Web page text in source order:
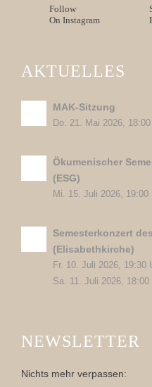
Follow
On Instagram
AKTUELLES
MAK-Sitzung
Do. 21. Mai 2026,
Ökumenischer
(ESG)
Mi. 15. Juli 2026, 19:00
Semesterkonzert
(Elisabethkirche)
Fr. 10. Juli 2026, 19:30
Sa. 11. Juli 2026, 18:00
NEWSLETTER
Nichts mehr verpassen: